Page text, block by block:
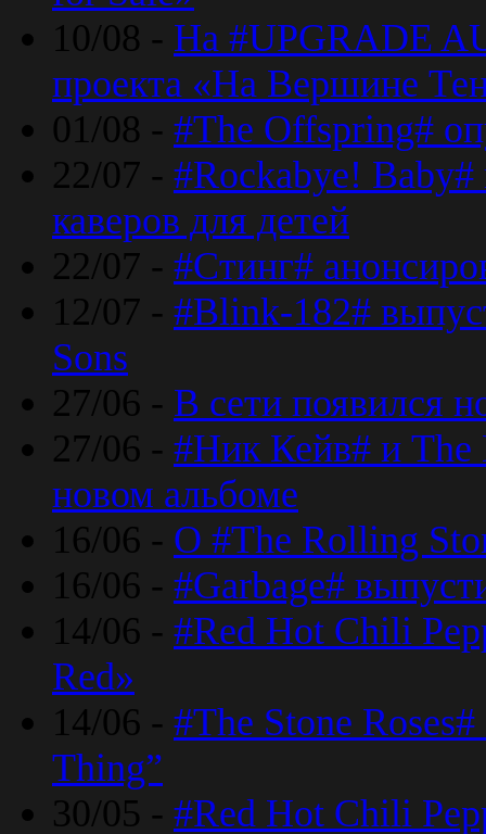
10/08 - На #UPGRADE
проекта «На Вершине
01/08 - #The Offspring#
22/07 - #Rockabye!
каверов для детей
22/07 - #Стинг#
12/07 - #Blink-182#
Sons
27/06 - В сети появился
27/06 - #Ник Кейв# и The
новом альбоме
16/06 - О #The Rolling
16/06 - #Garbage#
14/06 - #Red Hot Chili
Red»
14/06 - #The Stone
Thing”
30/05 - #Red Hot Chili